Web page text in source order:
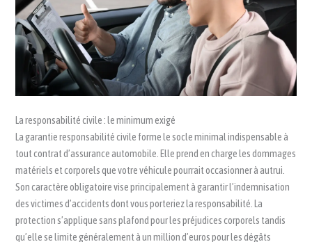
La responsabilité civile : le minimum exigé
La garantie responsabilité civile forme le socle minimal indispensable à
tout contrat d’assurance automobile. Elle prend en charge les dommages
matériels et corporels que votre véhicule pourrait occasionner à autrui.
Son caractère obligatoire vise principalement à garantir l’indemnisation
des victimes d’accidents dont vous porteriez la responsabilité. La
protection s’applique sans plafond pour les préjudices corporels tandis
qu’elle se limite généralement à un million d’euros pour les dégâts